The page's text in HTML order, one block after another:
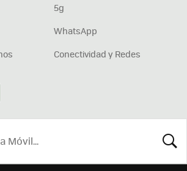
5g
WhatsApp
Conectividad y Redes